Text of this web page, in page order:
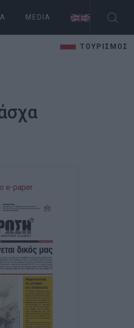
MEDIA
ΤΟΥΡΙΣΜΟΣ
e-paper